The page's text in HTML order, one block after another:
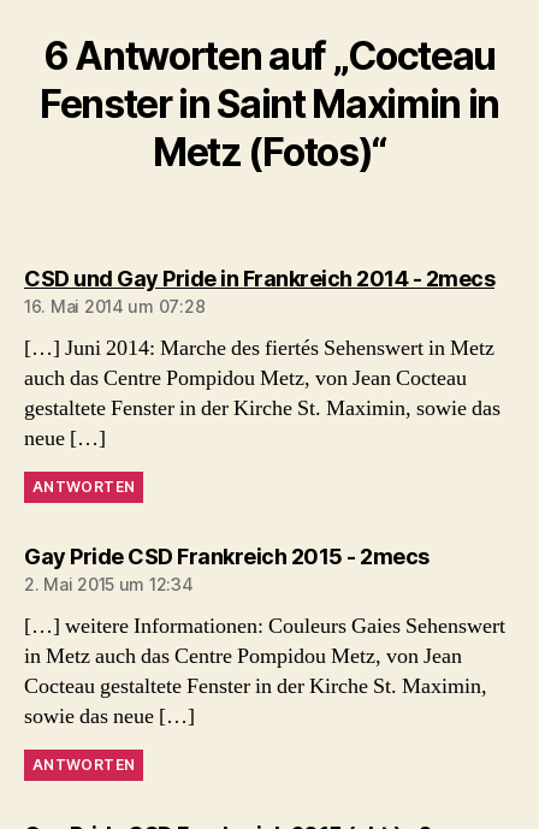
6 Antworten auf „Cocteau
Fenster in Saint Maximin in
Metz (Fotos)“
CSD und Gay Pride in Frankreich 2014 - 2mecs
16. Mai 2014 um 07:28
[…] Juni 2014: Marche des fiertés Sehenswert in Metz
auch das Centre Pompidou Metz, von Jean Cocteau
gestaltete Fenster in der Kirche St. Maximin, sowie das
neue […]
ANTWORTEN
Gay Pride CSD Frankreich 2015 - 2mecssagt:
2. Mai 2015 um 12:34
[…] weitere Informationen: Couleurs Gaies Sehenswert
in Metz auch das Centre Pompidou Metz, von Jean
Cocteau gestaltete Fenster in der Kirche St. Maximin,
sowie das neue […]
ANTWORTEN